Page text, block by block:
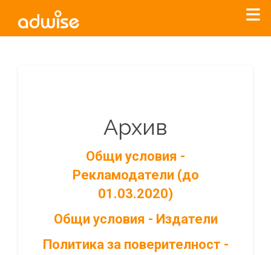
Архив
Общи условия -
Рекламодатели (до
01.03.2020)
Общи условия - Издатели
Политика за поверителност -